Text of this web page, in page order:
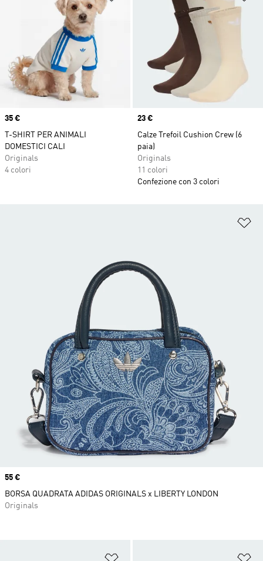
Price
35 €
T-SHIRT PER ANIMALI
DOMESTICI CALI
Originals
4 colori
Price
23 €
Calze Trefoil Cushion Crew (6
paia)
Originals
11 colori
Confezione con 3 colori
Aggiungi alla lista dei desideri
Price
55 €
BORSA QUADRATA ADIDAS ORIGINALS x LIBERTY LONDON
Originals